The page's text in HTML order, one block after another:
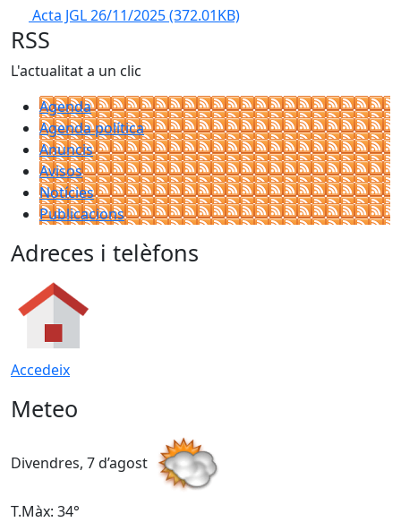
Acta JGL 26/11/2025(372.01KB)
RSS
L'actualitat a un clic
Agenda
Agenda política
Anuncis
Avisos
Notícies
Publicacions
Adreces i telèfons
Accedeix
Meteo
Divendres, 7 d’agost
T.Màx: 34°